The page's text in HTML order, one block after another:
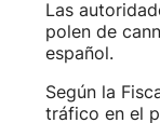
Las
polen de
español.
Según la
tráfico en el